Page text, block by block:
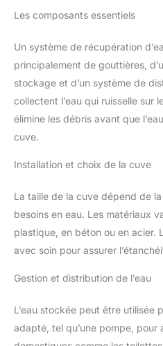
Les composants essentiels
Un système de récupération
principalement de gouttières,
stockage et d’un système de
collectent l’eau qui ruisselle sur
élimine les débris avant que
cuve.
Installation et choix de la cuve
La taille de la cuve dépend de
besoins en eau. Les matériaux
plastique, en béton ou en acier.
avec soin pour assurer
Gestion et distribution de l’eau
L’eau stockée peut être utilisée
adapté, tel qu’une pompe, pour